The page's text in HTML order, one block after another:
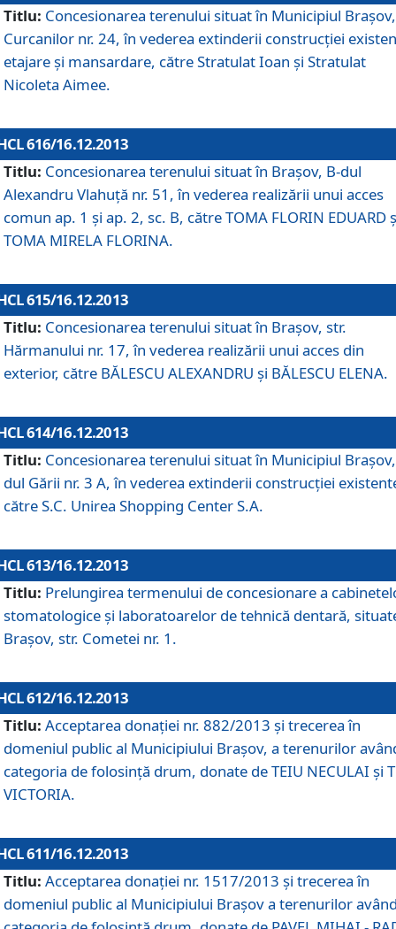
Titlu: Concesionarea terenului situat în Municipiul
Curcanilor nr. 24, în vederea extinderii construcţiei
etajare şi mansardare, către Stratulat Ioan şi Stratulat
Nicoleta Aimee.
616/16.12.2013
Titlu: Concesionarea terenului situat în Braşov, B-dul
Alexandru Vlahuţă nr. 51, în vederea realizării unui acces
comun ap. 1 şi ap. 2, sc. B, către TOMA FLORIN EDUARD
TOMA MIRELA FLORINA.
615/16.12.2013
Titlu: Concesionarea terenului situat în Braşov, str.
Hărmanului nr. 17, în vederea realizării unui acces din
exterior, către BĂLESCU ALEXANDRU şi BĂLESCU ELENA.
614/16.12.2013
Titlu: Concesionarea terenului situat în Municipiul
dul Gării nr. 3 A, în vederea extinderii construcţiei
către S.C. Unirea Shopping Center S.A.
613/16.12.2013
Titlu: Prelungirea termenului de concesionare a
stomatologice şi laboratoarelor de tehnică dentară,
Braşov, str. Cometei nr. 1.
612/16.12.2013
Titlu: Acceptarea donaţiei nr. 882/2013 şi trecerea în
domeniul public al Municipiului Braşov, a terenurilor
categoria de folosinţă drum, donate de TEIU NECULAI şi
VICTORIA.
611/16.12.2013
Titlu: Acceptarea donaţiei nr. 1517/2013 şi trecerea în
domeniul public al Municipiului Braşov a terenurilor